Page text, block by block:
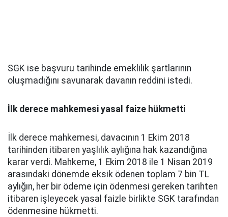
SGK ise başvuru tarihinde emeklilik şartlarının
oluşmadığını savunarak davanın reddini istedi.
İlk derece mahkemesi yasal faize hükmetti
İlk derece mahkemesi, davacının 1 Ekim 2018
tarihinden itibaren yaşlılık aylığına hak kazandığına
karar verdi. Mahkeme, 1 Ekim 2018 ile 1 Nisan 2019
arasındaki dönemde eksik ödenen toplam 7 bin TL
aylığın, her bir ödeme için ödenmesi gereken tarihten
itibaren işleyecek yasal faizle birlikte SGK tarafından
ödenmesine hükmetti.